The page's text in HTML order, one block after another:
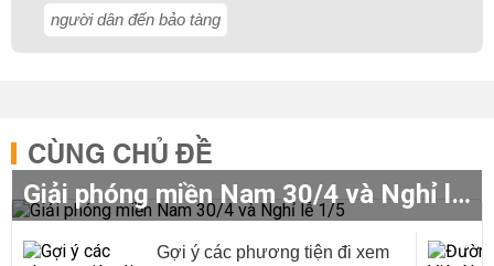
người dân đến bảo tàng
CÙNG CHỦ ĐỀ
Giải phóng miền Nam 30/4 và Nghỉ lễ 1/5
Gợi ý các phương tiện đi xem